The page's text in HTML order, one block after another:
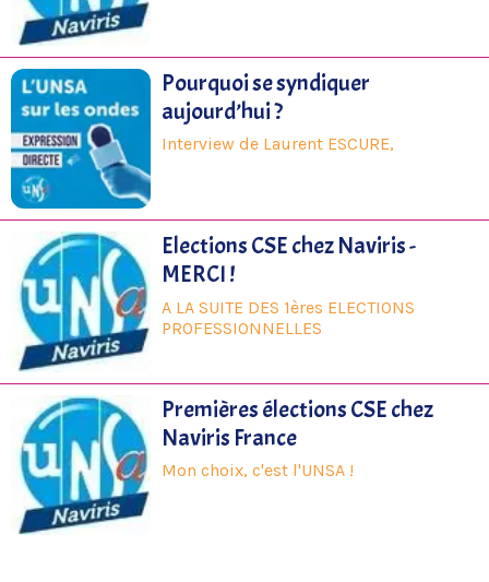
Pourquoi se syndiquer
aujourd’hui ?
Interview de Laurent ESCURE,
Elections CSE chez Naviris -
MERCI !
A LA SUITE DES 1ères ELECTIONS
PROFESSIONNELLES
Premières élections CSE chez
Naviris France
Mon choix, c'est l'UNSA !